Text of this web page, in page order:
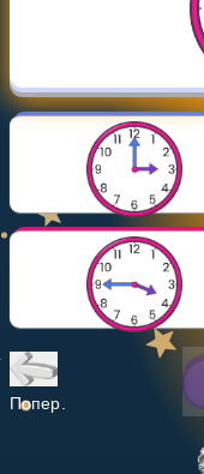
Джуніор-
Показати більше
НАВЧАЛЬНИЙ ПЛАН
Select curriculum
Попер.